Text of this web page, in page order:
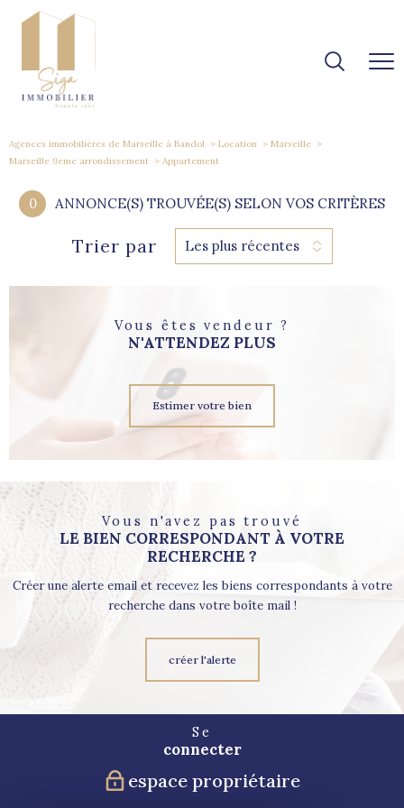
Agences immobilières de Marseille à Bandol Location
Marseille
Marseille 9eme arrondissement
Appartement
0 ANNONCE(S) TROUVÉE(S) SELON VOS CRITÈRES
Trier par Les plus récentes
Vous êtes vendeur ?
N'ATTENDEZ PLUS
Estimer votre bien
Vous n'avez pas trouvé
LE BIEN CORRESPONDANT À VOTRE
RECHERCHE ?
Créer une alerte email et recevez les biens correspondants à votre
recherche dans votre boîte mail !
créer l'alerte
Se
connecter
espace propriétaire